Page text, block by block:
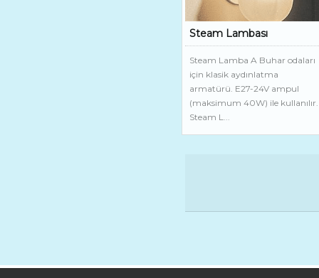
Steam Lambası
Steam Lamba A Buhar odaları
için klasik aydınlatma
armatürü. E27-24V ampul
(maksimum 40W) ile kullanılır.
Steam L...